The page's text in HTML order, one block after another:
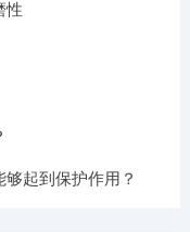
性
起到保护作用？